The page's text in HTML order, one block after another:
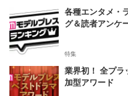
各種エンタメ・
グ＆読者アンケ
特集
業界初！ 全プラ
加型アワード